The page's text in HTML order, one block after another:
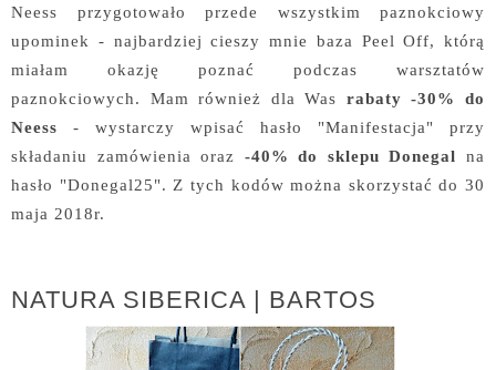
Neess przygotowało przede wszystkim paznokciowy
upominek - najbardziej cieszy mnie baza Peel Off, którą
miałam okazję poznać podczas warsztatów
paznokciowych. Mam również dla Was rabaty -30% do
Neess - wystarczy wpisać hasło "Manifestacja" przy
składaniu zamówienia oraz -40% do sklepu Donegal na
hasło "Donegal25". Z tych kodów można skorzystać do 30
maja 2018r.
NATURA SIBERICA | BARTOS